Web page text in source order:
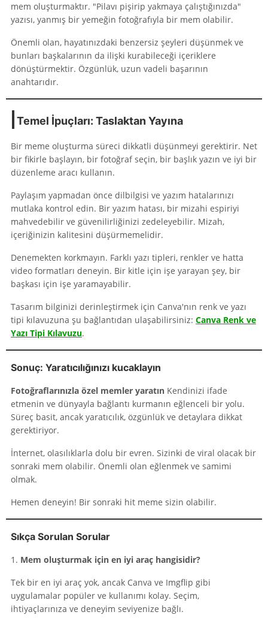
mem oluşturmaktır. "Pilavı pişirip yakmaya çalıştığınızda"
yazısı, yanmış bir yemeğin fotoğrafıyla bir mem olabilir.
Önemli olan, hayatınızdaki benzersiz şeyleri düşünmek ve
bunları başkalarının da ilişki kurabileceği içeriklere
dönüştürmektir. Özgünlük, uzun vadeli başarının
anahtarıdır.
Temel İpuçları: Taslaktan Yayına
Bir meme oluşturma süreci dikkatli düşünmeyi gerektirir. Net
bir fikirle başlayın, bir fotoğraf seçin, bir başlık yazın ve iyi bir
düzenleme aracı kullanın.
Paylaşım yapmadan önce dilbilgisi ve yazım hatalarınızı
mutlaka kontrol edin. Bir yazım hatası, bir mizahi espiriyi
mahvedebilir ve güvenilirliğinizi zedeleyebilir. Mizah,
içeriğinizin kalitesini düşürmemelidir.
Denemekten korkmayın. Farklı yazı tipleri, renkler ve hatta
video formatları deneyin. Bir kitle için işe yarayan şey, bir
başkası için işe yaramayabilir.
Tasarım bilginizi derinleştirmek için Canva'nın renk ve yazı
tipi kılavuzuna şu bağlantıdan ulaşabilirsiniz: Canva Renk ve
Yazı Tipi Kılavuzu.
Sonuç: Yaratıcılığınızı kucaklayın
Fotoğraflarınızla özel memler yaratın Kendinizi ifade
etmenin ve dünyayla bağlantı kurmanın eğlenceli bir yolu.
Süreç basit, ancak yaratıcılık, özgünlük ve detaylara dikkat
gerektiriyor.
İnternet, olasılıklarla dolu bir evren. Sizinki de viral olacak bir
sonraki mem olabilir. Önemli olan eğlenmek ve samimi
olmak.
Hemen deneyin! Bir sonraki hit meme sizin olabilir.
Sıkça Sorulan Sorular
1. Mem oluşturmak için en iyi araç hangisidir?
Tek bir en iyi araç yok, ancak Canva ve Imgflip gibi
uygulamalar popüler ve kullanımı kolay. Seçim,
ihtiyaçlarınıza ve deneyim seviyenize bağlı.